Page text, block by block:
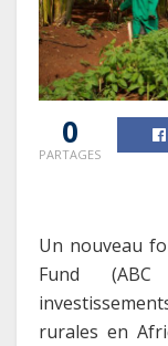
0
PARTAGES
Un nouveau
Fund
rurales en